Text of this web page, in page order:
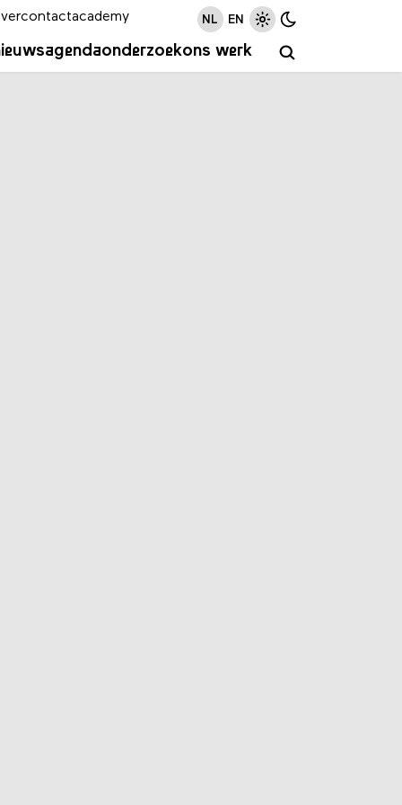
agendaonderzoekons werk
contactacademy NL EN